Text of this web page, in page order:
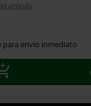
artículo
para envío inmediato